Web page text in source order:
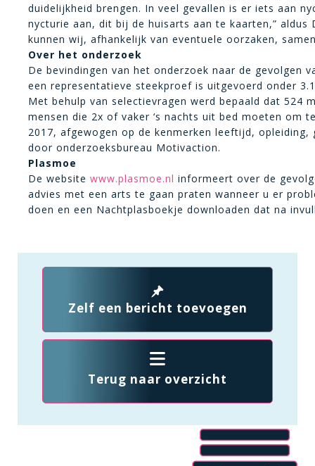
duidelijkheid brengen. In veel gevallen is er iets aan
nycturie aan, dit bij de huisarts aan te kaarten,”
kunnen wij, afhankelijk van eventuele oorzaken,
Over het onderzoek
De bevindingen van het onderzoek naar de gevolgen
een representatieve steekproef is uitgevoerd onder
Met behulp van selectievragen werd bepaald dat 524
mensen die 2x of vaker ‘s nachts uit bed moeten om
2017, afgewogen op de kenmerken leeftijd,
door onderzoeksbureau Motivaction.
Plasmoe
De website www.plasmoe.nl informeert over de
advies met een arts te gaan praten wanneer u er
doen en een Nachtplasboekje downloaden dat na
Zelf een bericht toevoegen
Terug naar overzicht